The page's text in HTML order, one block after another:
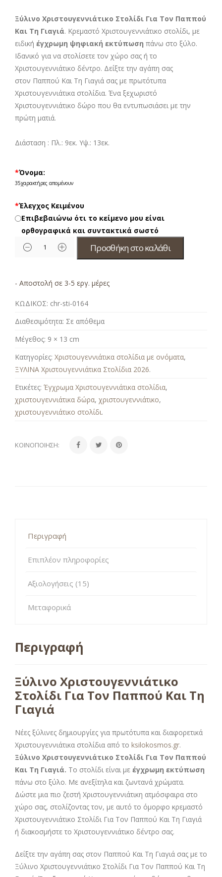
Ξύλινο Χριστουγεννιάτικο Στολίδι Για Τον Παππού
Και Τη Γιαγιά. Κρεμαστό Χριστουγεννιάτικο στολίδι, με
ειδική έγχρωμη ψηφιακή εκτύπωση πάνω στο ξύλο.
Ιδανικό για να στολίσετε τον χώρο σας ή το
Χριστουγεννιάτικο δέντρο. Δείξτε την αγάπη σας
στον Παππού Και Τη Γιαγιά σας με πρωτότυπα
Χριστουγεννιάτικα στολίδια. Ένα ξεχωριστό
Χριστουγεννιάτικο δώρο που θα εντυπωσιάσει με την
πρώτη ματιά.
Διάσταση : Πλ.: 9εκ. Υψ.: 13εκ.
*Όνομα:
35χαρακτήρες απομένουν
*Έλεγχος Κειμένου
Επιβεβαιώνω ότι το κείμενο μου είναι
ορθογραφικά και συντακτικά σωστό
Προσθήκη στο καλάθι
- Αποστολή σε 3-5 εργ. μέρες
ΚΩΔΙΚΟΣ: chr-sti-0164
Διαθεσιμότητα: Σε απόθεμα
Μέγεθος: 9 × 13 cm
Κατηγορίες: Χριστουγεννιάτικα στολίδια με ονόματα,
ΞΥΛΙΝΑ Χριστουγεννιάτικα Στολίδια 2026.
Ετικέτες: Έγχρωμα Χριστουγεννιάτικα στολίδια,
χριστουγεννιάτικα δώρα, χριστουγεννιάτικο,
χριστουγεννιάτικο στολίδι.
ΚΟΙΝΟΠΟΊΗΣΗ:
Περιγραφή
Επιπλέον πληροφορίες
Αξιολογήσεις (15)
Μεταφορικά
Περιγραφή
Ξύλινο Χριστουγεννιάτικο
Στολίδι Για Τον Παππού Και Τη
Γιαγιά
Νέες ξύλινες δημιουργίες για πρωτότυπα και διαφορετικά
Χριστουγεννιάτικα στολίδια από το ksilokosmos.gr.
Ξύλινο Χριστουγεννιάτικο Στολίδι Για Τον Παππού
Και Τη Γιαγιά. Το στολίδι είναι με έγχρωμη εκτύπωση
πάνω στο ξύλο. Με ανεξίτηλα και ζωντανά χρώματα.
Δώστε μια πιο ζεστή Χριστουγεννιάτικη ατμόσφαιρα στο
χώρο σας, στολίζοντας τον, με αυτό το όμορφο κρεμαστό
Χριστουγεννιάτικο Στολίδι Για Τον Παππού Και Τη Γιαγιά
ή διακοσμήστε το Χριστουγεννιάτικο δέντρο σας.
Δείξτε την αγάπη σας στον Παππού Και Τη Γιαγιά σας με το
Ξύλινο Χριστουγεννιάτικο Στολίδι Για Τον Παππού Και Τη